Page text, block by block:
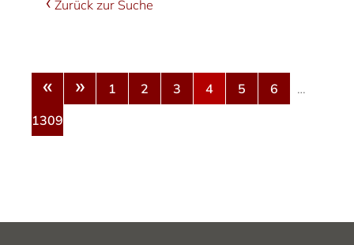
Zurück zur Suche
« » 1 2 3 4 5 6
…
1309